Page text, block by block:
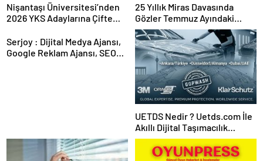
Nişantaşı Üniversitesi’nden
2026 YKS Adaylarına Çifte
Kesintisiz Burs
25 Yıllık Miras Davasında
Gözler Temmuz Ayındaki
Karar Duruşmasına Çevrildi
Serjoy : Dijital Medya Ajansı,
Google Reklam Ajansı, SEO
UETDS Nedir ? Uetds.com İle
Akıllı Dijital Taşımacılık
Yazılımı